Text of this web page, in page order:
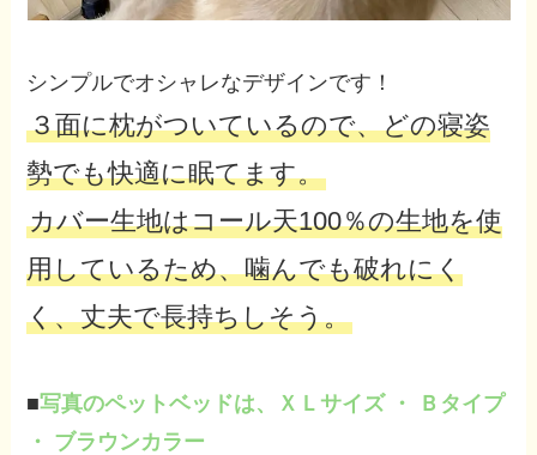
シンプルでオシャレなデザインです！
３面に枕がついているので、どの寝姿
勢でも快適に眠てます。
カバー生地はコール天100％の生地を使
用しているため、噛んでも破れにく
く、丈夫で長持ちしそう。
■写真のペットベッドは、ＸＬサイズ ・ Ｂタイプ
・ ブラウンカラー